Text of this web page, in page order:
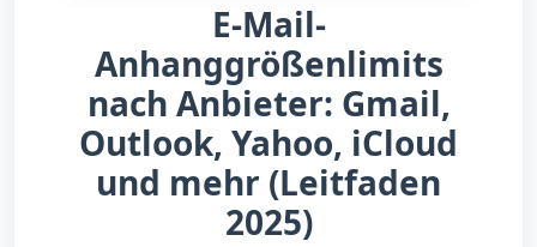
E-Mail-
Anhanggrößenlimits
nach Anbieter: Gmail,
Outlook, Yahoo, iCloud
und mehr (Leitfaden
2025)